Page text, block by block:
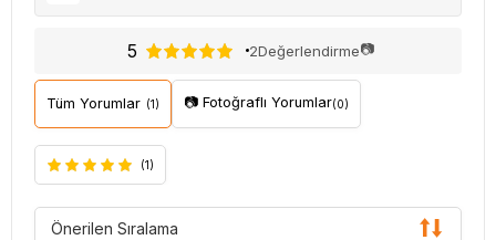
5 2Değerlendirme📷
Tüm Yorumlar (1) 📷 Fotoğraflı Yorumlar(0)
(1)
Önerilen Sıralama